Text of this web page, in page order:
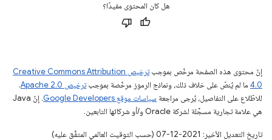
هل كان المحتوى مفيدًا؟
إنّ محتوى هذه الصفحة مرخّص بموجب
ترخيص Creative Commons Attribution
4.0‏ ما لم يُنصّ على خلاف ذلك، ونماذج الرموز مرخّصة بموجبترخيص Apache 2.0‏
.
للاطّلاع على التفاصيل، يُرجى مراجعة سياسات موقع Google Developers‏
. إنّ Java
هي علامة تجارية مسجَّلة لشركة Oracle و/أو شركائها التابعين.
تاريخ التعديل الأخير: 2021-12-07 (حسب التوقيت العالمي المتفَّق عليه)